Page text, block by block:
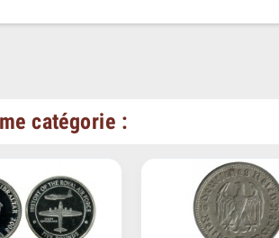
catégorie :